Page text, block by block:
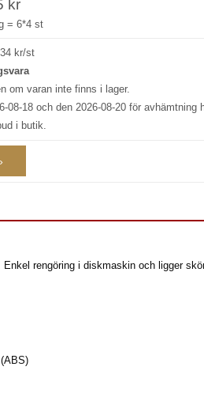
kr
= 6*4 st
kr/st
om varan inte finns i lager.
08-18 och den 2026-08-20 för avhämtning
i butik.
rengöring i diskmaskin och ligger